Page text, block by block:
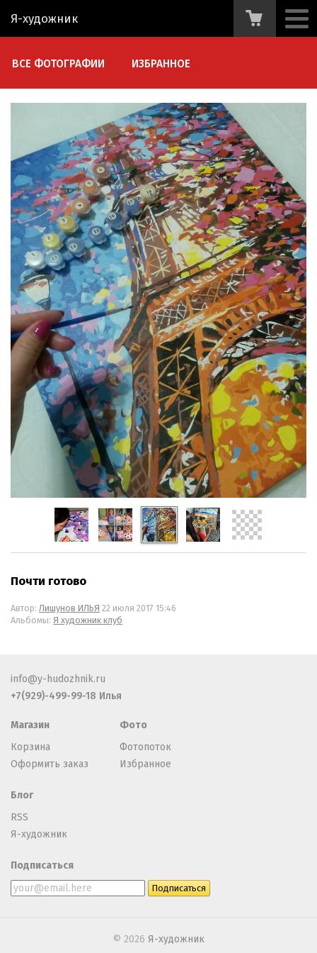
Я-художник
ВСЕ ФОТОГРАФИИ ИЗБРАННОЕ
Почти готово
Автор: Лишунов ИЛЬЯ 22 июля 2017 15:46
Альбомы: Я художник клуб
info@y-hudozhnik.ru
+7(929)-499-99-18 Илья
Магазин
Корзина
Оформить заказ
Фото
Фотопоток
Избранное
Блог
RSS
Я-художник
Подписаться
© 2026 Я-художник